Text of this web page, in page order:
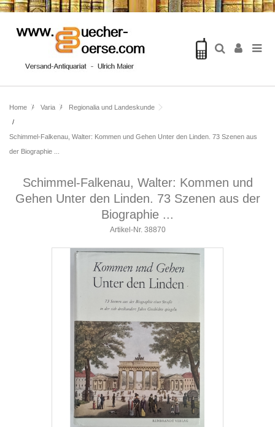
Home Varia Regionalia und Landeskunde
Schimmel-Falkenau, Walter: Kommen und Gehen Unter den Linden. 73 Szenen aus
der Biographie ...
Schimmel-Falkenau, Walter: Kommen und
Gehen Unter den Linden. 73 Szenen aus der
Biographie ...
Artikel-Nr. 38870